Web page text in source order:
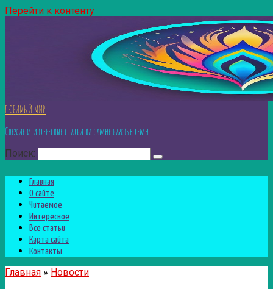
Перейти к контенту
ЛЮБИМЫЙ МИР
Свежие и интересные статьи на самые важные темы
Поиск:
Главная
О сайте
Читаемое
Интересное
Все статьи
Карта сайта
Контакты
Главная » Новости